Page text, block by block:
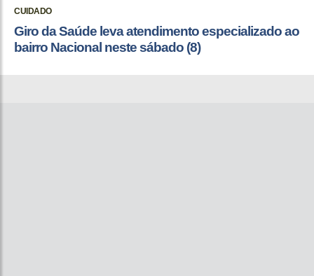
CUIDADO
Giro da Saúde leva atendimento especializado ao
bairro Nacional neste sábado (8)